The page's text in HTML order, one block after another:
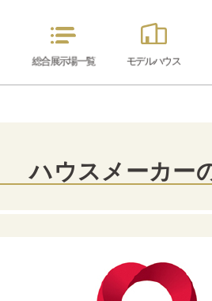
総合展示場一覧 モデルハウス
ハウスメーカー